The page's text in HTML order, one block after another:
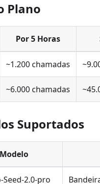
Plano
Por 5 Horas
~1.200 chamadas
~6.000 chamadas
Suportados
Modelo
Seed-2.0-pro